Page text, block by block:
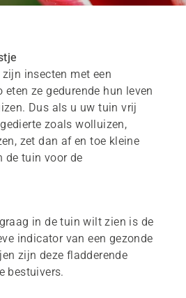
insecten met een
eten ze gedurende hun leven
Dus als u uw tuin vrij
zoals wolluizen,
zet dan af en toe kleine
de tuin voor de
in de tuin wilt zien is de
indicator van een gezonde
zijn deze fladderende
bestuivers.